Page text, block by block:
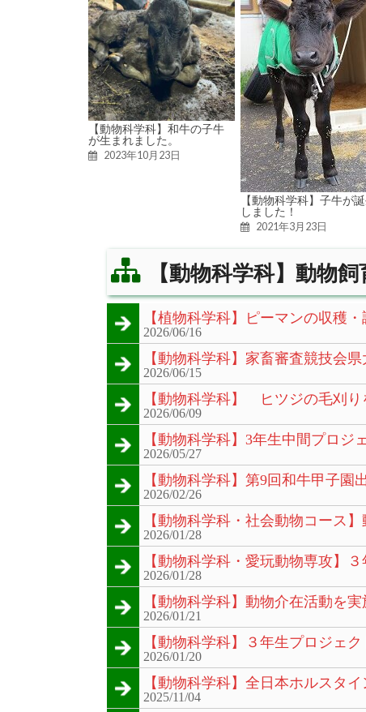
【動物科学科】和牛の子牛
が生まれました。
2023年10月23日
【動物科学科】子牛が
しました！
2021年3月23日
【動物科学科】動物
【植物科学科】ピーマンの収穫
2026/06/16
【動物科学科】家畜審査競技会県
2026/06/15
【動物科学科】 ヒツジの毛刈り
2026/06/09
【動物科学科】3年生中間プロジ
2026/05/27
【動物科学科】第9回和牛甲子園
2026/02/26
【動物科学科・社会動物コース
2026/01/28
【動物科学科・愛玩動物専攻】
2026/01/28
【動物科学科】動物介在活動を実
2026/01/21
【動物科学科】３年生プロジェ
2026/01/20
【動物科学科】全日本ホルスタ
2025/11/04